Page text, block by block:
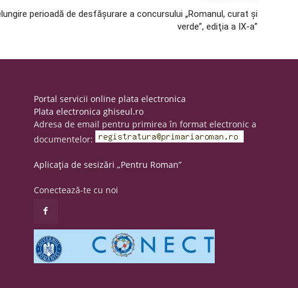
perioadă de desfășurare a concursului „Romanul, curat şi
verde”, ediţia a IX-a”
Portal servicii online plata electronica
Plata electronica ghiseul.ro
Adresa de email pentru primirea în format electronic a
documentelor:
Aplicația de sesizări „Pentru Roman”
Conectează-te cu noi